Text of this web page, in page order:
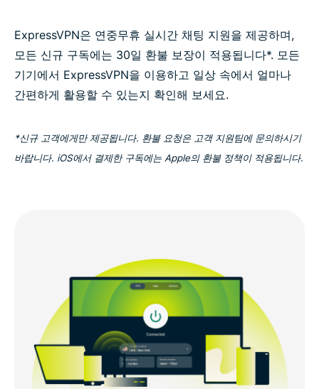
ExpressVPN은 연중무휴 실시간 채팅 지원을 제공하며,
모든 신규 구독에는 30일 환불 보장이 적용됩니다*. 모든
기기에서 ExpressVPN을 이용하고 일상 속에서 얼마나
간편하게 활용할 수 있는지 확인해 보세요.
*신규 고객에게만 제공됩니다. 환불 요청은 고객 지원팀에 문의하시기
바랍니다. iOS에서 결제한 구독에는 Apple의 환불 정책이 적용됩니다.